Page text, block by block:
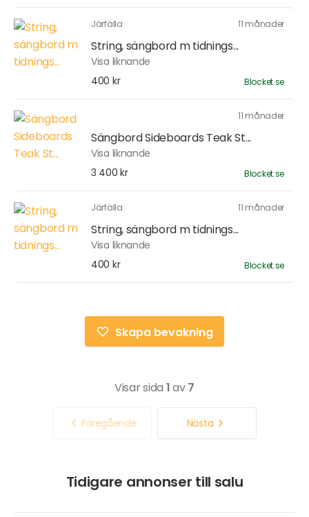
Järfälla 11 månader
String, sängbord m tidnings...
Visa liknande
400 kr
Blocket.se
11 månader
Sängbord Sideboards Teak St...
Visa liknande
3 400 kr
Blocket.se
Järfälla 11 månader
String, sängbord m tidnings...
Visa liknande
400 kr
Blocket.se
Skapa bevakning
Visar sida 1av7
Föregående Nästa
Tidigare annonser till salu